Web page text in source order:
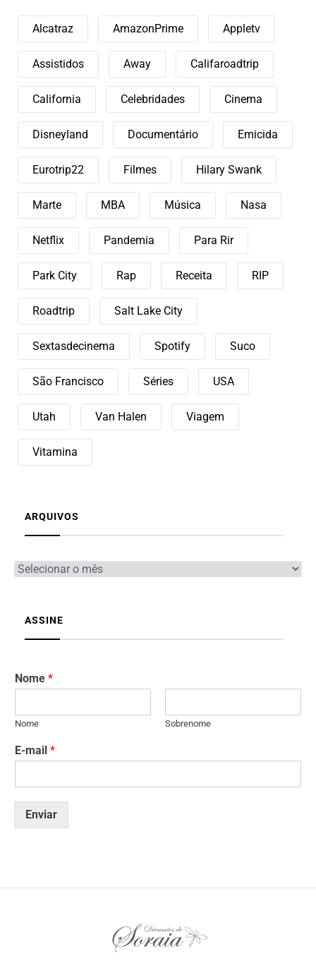
Alcatraz AmazonPrime Appletv
Assistidos Away Califaroadtrip
California Celebridades Cinema
Disneyland Documentário Emicida
Eurotrip22 Filmes Hilary Swank
Marte MBA Música Nasa
Netflix Pandemia Para Rir
Park City Rap Receita RIP
Roadtrip Salt Lake City
Sextasdecinema Spotify Suco
São Francisco Séries USA
Utah Van Halen Viagem
Vitamina
ARQUIVOS
ASSINE
Nome *
Nome Sobrenome
E-mail *
Enviar